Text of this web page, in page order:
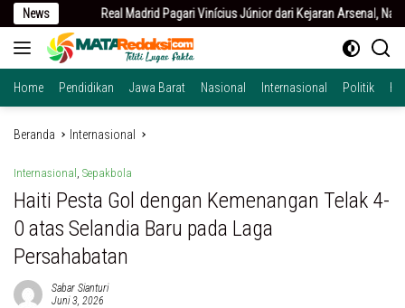
Langsung
ke
konten
News
Pagari Vinícius Júnior dari Kejaran Arsenal, Naikkan Tawaran Kontrak
Home Pendidikan Jawa Barat Nasional Internasional Politik
Beranda Internasional
Internasional , Sepakbola
Haiti Pesta Gol dengan Kemenangan Telak 4-
0 atas Selandia Baru pada Laga
Persahabatan
Sabar Sianturi
Juni 3, 2026